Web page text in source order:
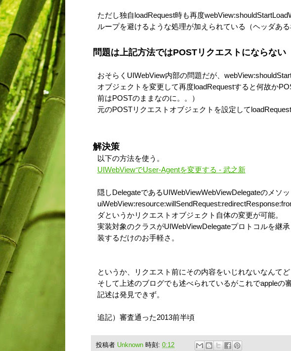
ただし独自loadRequest時も再度
ループを避けるような処理が加えられている（ヘッダある
問題は上記方法ではPOSTリクエストにならない
おそらくUIWebView内部の問題だが、
オブジェクトを変更して再度loadRequestすると何故か
前はPOSTのままなのに。。）
元のPOSTリクエストオブジェクトを設定して
解決策
以下の方法を使う。
UIWebViewでUser-Agentを変更する - 武之新
隠しDelegateであるUIWebViewWebViewDelegateのメソッ
ダというかリクエストオブジェクト自体の変更が可能。
実装対象のクラスがUIWebViewDelegateプロトコルを継
装するだけのお手軽さ。
というか、リクエスト前にその内容をいじれないなんて
そして上述のブログでも述べられているがこれでappleの
記述は発見できず。
追記）審査通った2013前半頃
投稿者 Unknown 時刻: 0:12